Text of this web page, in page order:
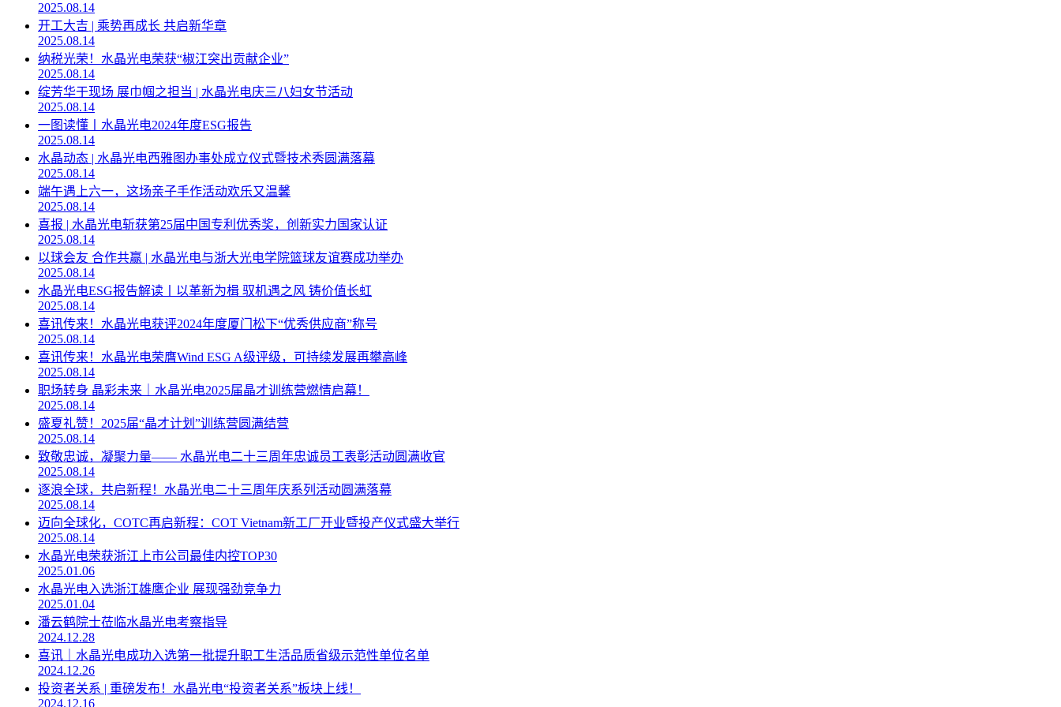
2025.08.14
开工大吉 | 乘势再成长 共启新华章
2025.08.14
纳税光荣！水晶光电荣获“椒江突出贡献企业”
2025.08.14
绽芳华于现场 展巾帼之担当 | 水晶光电庆三八妇女节活动
2025.08.14
一图读懂丨水晶光电2024年度ESG报告
2025.08.14
水晶动态 | 水晶光电西雅图办事处成立仪式暨技术秀圆满落幕
2025.08.14
端午遇上六一，这场亲子手作活动欢乐又温馨
2025.08.14
喜报 | 水晶光电斩获第25届中国专利优秀奖，创新实力国家认证
2025.08.14
以球会友 合作共赢 | 水晶光电与浙大光电学院篮球友谊赛成功举办
2025.08.14
水晶光电ESG报告解读丨以革新为楫 驭机遇之风 铸价值长虹
2025.08.14
喜讯传来！水晶光电获评2024年度厦门松下“优秀供应商”称号
2025.08.14
喜讯传来！水晶光电荣膺Wind ESG A级评级，可持续发展再攀高峰
2025.08.14
职场转身 晶彩未来｜水晶光电2025届晶才训练营燃情启幕！
2025.08.14
盛夏礼赞！2025届“晶才计划”训练营圆满结营
2025.08.14
致敬忠诚，凝聚力量—— 水晶光电二十三周年忠诚员工表彰活动圆满收官
2025.08.14
逐浪全球，共启新程！水晶光电二十三周年庆系列活动圆满落幕
2025.08.14
迈向全球化，COTC再启新程：COT Vietnam新工厂开业暨投产仪式盛大举行
2025.08.14
水晶光电荣获浙江上市公司最佳内控TOP30
2025.01.06
水晶光电入选浙江雄鹰企业 展现强劲竞争力
2025.01.04
潘云鹤院士莅临水晶光电考察指导
2024.12.28
喜讯｜水晶光电成功入选第一批提升职工生活品质省级示范性单位名单
2024.12.26
投资者关系 | 重磅发布！水晶光电“投资者关系”板块上线！
2024.12.16